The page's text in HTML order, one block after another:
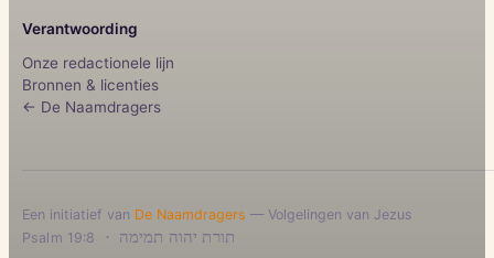
Verantwoording
Onze redactionele lijn
Bronnen & licenties
← De Naamdragers
Een initiatief van De Naamdragers — Volgelingen van Jezus
תורת יהוה תמימה ·
Psalm 19:8